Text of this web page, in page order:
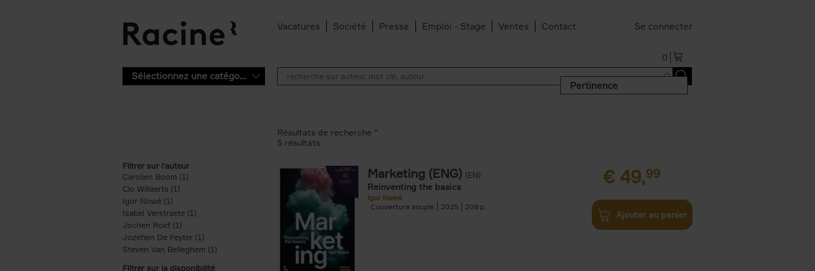
Vacatures Société Presse Emploi - Stage Ventes Contact Se connecter
0
Sélectionnez une catégorie
Pertinence
Filtrer sur l'auteur
Carolien Boom (1)
Clo Willaerts (1)
Igor Nowé (1)
Isabel Verstraete (1) Apply Isabel Verstraete filter
Jochen Roef (1)
Jozefien De Feyter (1) Apply Jozefien De Feyter filter
Steven Van Belleghem (1) Apply Steven Van Belleghem filter
Filtrer sur la disponibilité
Résultats de recherche ''
5 résultats
Marketing (ENG) (EN)
Reinventing the basics
Igor Nowé
Couverture souple
2025 208
€ 49,99
Ajouter au panier